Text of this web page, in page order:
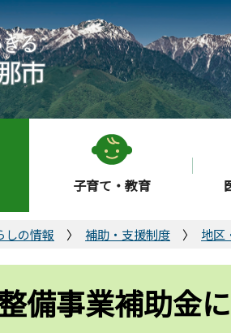
子育て・教育
しの情報 補助・支援制度 地区
備事業補助金